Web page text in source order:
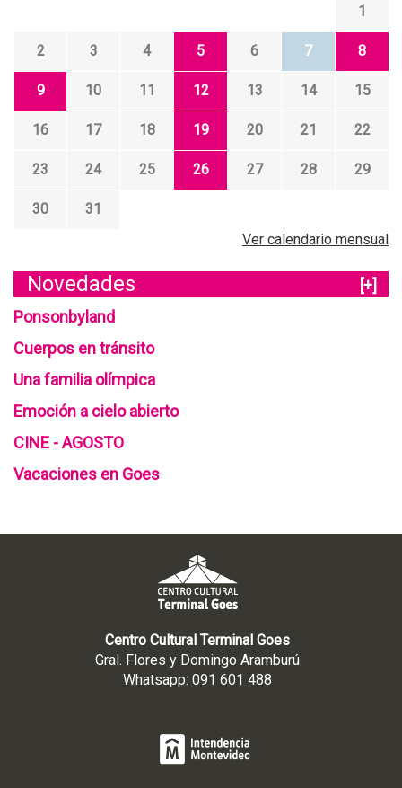
1
2 3 4 5 6 7 8
9 10 11 12 13 14 15
16 17 18 19 20 21 22
23 24 25 26 27 28 29
30
31
Ver calendario mensual
Novedades
[+]
Ponsonbyland
Cuerpos en tránsito
Una familia olímpica
Emoción a cielo abierto
CINE - AGOSTO
Vacaciones en Goes
Centro Cultural Terminal Goes
Gral. Flores y Domingo Aramburú
Whatsapp: 091 601 488